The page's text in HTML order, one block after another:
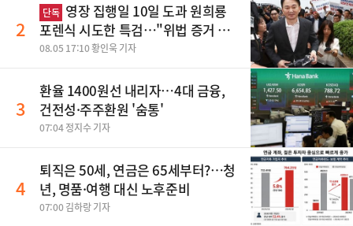
2
단독 영장 집행일 10일 도과 원희룡
포렌식 시도한 특검…"위법 증거 수
집" 지적
08.05 17:10 황인욱 기자
3
환율 1400원선 내리자…4대 금융,
건전성·주주환원 '숨통'
07:04 정지수 기자
4
퇴직은 50세, 연금은 65세부터?…청
년, 명품·여행 대신 노후준비
07:00 김하랑 기자